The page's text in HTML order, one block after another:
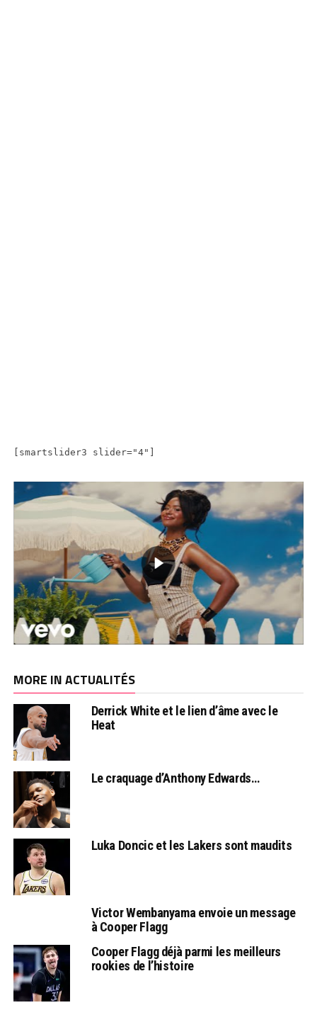
[smartslider3 slider="4"]
MORE IN ACTUALITÉS
Derrick White et le lien d’âme avec le
Heat
Le craquage d’Anthony Edwards…
Luka Doncic et les Lakers sont maudits
Victor Wembanyama envoie un message
à Cooper Flagg
Cooper Flagg déjà parmi les meilleurs
rookies de l’histoire